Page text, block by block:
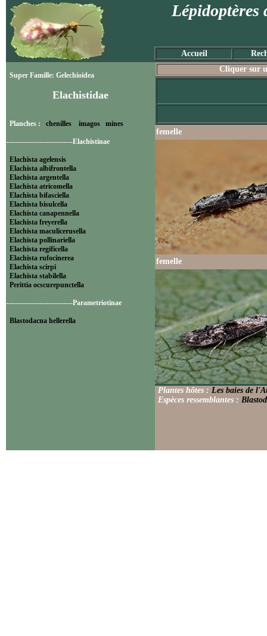
Lépidoptères
Accueil
Super Famille: Gelechioidea
Elachistidae
Planches : chenilles imagos mines
----------------------------Elachistinae
Elachista agelensis
Elachista albifrontella
Elachista argentella
Elachista atricomella
Elachista bifasciella
Elachista bisulcella
Elachista canapennella
Elachista freyerella
Elachista maculicerusella
Elachista pollinariella
Elachista regificella
Elachista rufocinerea
Elachista scirpi
Elachista stabilella
Perittia ocscurepunctella
----------------------------Parametriotinae
Blastodacna hellerella
Cliquer sur
femelle
femelle
Plantes hôtes : Les baies de
Espèces ressemblantes :